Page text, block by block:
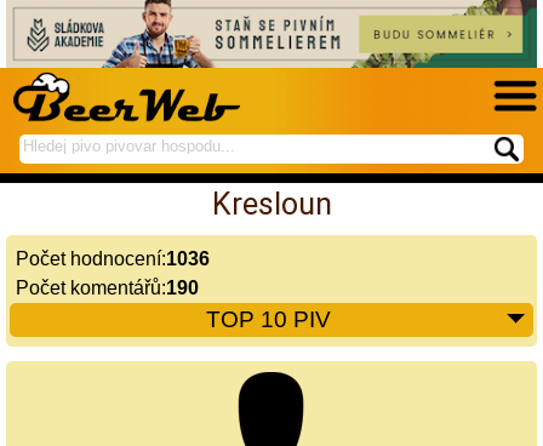
hledej
na
spustí
hledání
Kresloun
Počet hodnocení:1036
Počet komentářů:190
TOP 10 PIV